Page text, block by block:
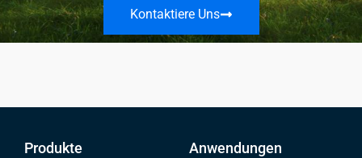
Kontaktiere Uns
Produkte Anwendungen